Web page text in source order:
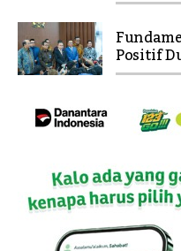
Positif